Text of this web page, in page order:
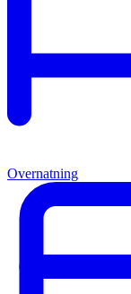
Overnatning